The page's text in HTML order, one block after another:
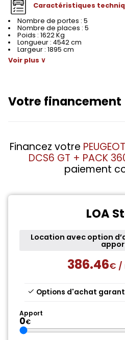
Caractéristiques
Nombre de portes : 5
Nombre de places : 5
Poids : 1622 Kg
Longueur : 4542 cm
Largeur : 1895 cm
Voir plus ∨
Votre financement
Financez votre
DCS6 GT + PACK
paiement
LOA
Location avec option
386.46€ /
Options d'achat
Apport
0€